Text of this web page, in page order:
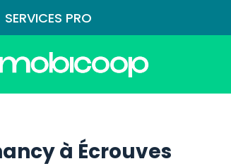
SERVICES PRO
à Écrouves